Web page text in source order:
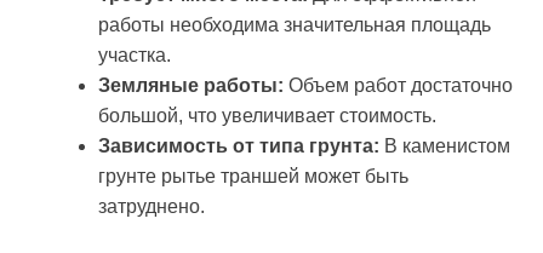
работы необходима значительная площадь
участка.
Земляные работы: Объем работ достаточно
большой, что увеличивает стоимость.
Зависимость от типа грунта: В каменистом
грунте рытье траншей может быть
затруднено.